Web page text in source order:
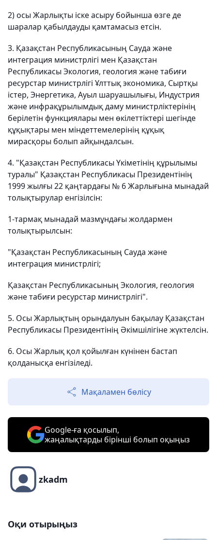
2) осы Жарлықты іске асыру бойынша өзге де
шаралар қабылдауды қамтамасыз етсін.
3. Қазақстан Республикасының Сауда және
интеграция министрлігі мен Қазақстан
Республикасы Экология, геология және табиғи
ресурстар министрлігі Ұлттық экономика, Сыртқы
істер, Энергетика, Ауыл шаруашылығы, Индустрия
және инфрақұрылымдық даму министрліктерінің
берілетін функциялары мен өкілеттіктері шегінде
құқықтары мен міндеттемелерінің құқық
мирасқоры болып айқындалсын.
4. "Қазақстан Республикасы Үкіметінің құрылымы
туралы" Қазақстан Республикасы Президентінің
1999 жылғы 22 қаңтардағы № 6 Жарлығына мынадай
толықтырулар енгізілсін:
1-тармақ мынадай мазмұндағы жолдармен
толықтырылсын:
"Қазақстан Республикасының Сауда және
интеграция министрлігі;
Қазақстан Республикасының Экология, геология
және табиғи ресурстар министрлігі".
5. Осы Жарлықтың орындалуын бақылау Қазақстан
Республикасы Президентінің Әкімшілігіне жүктелсін.
6. Осы Жарлық қол қойылған күнінен бастап
қолданысқа енгізіледі.
Мақаламен бөлісу
Google-ға қосылып,
жаңалықтарды бірінші болып оқыңыз
zkadm
Оқи отырыңыз